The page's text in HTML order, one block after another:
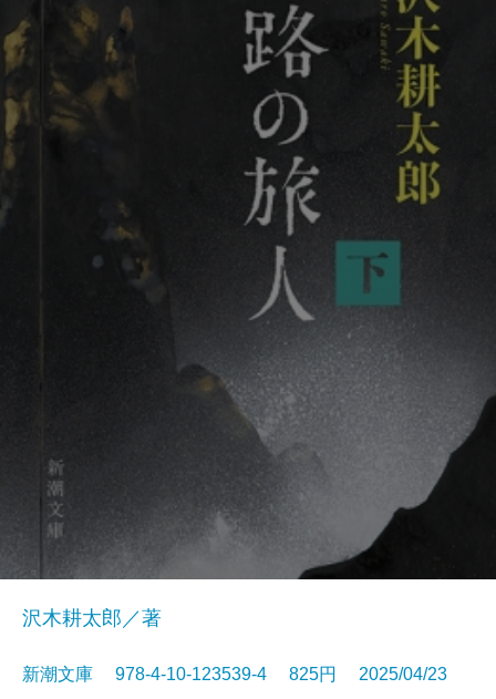
沢木耕太郎／著
新潮文庫 978-4-10-123539-4 825円 2025/04/23